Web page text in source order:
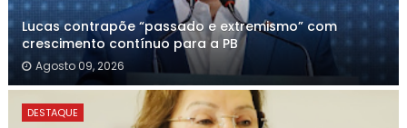
Lucas contrapõe “passado e extremismo” com
crescimento contínuo para a PB
Agosto 09, 2026
DESTAQUE